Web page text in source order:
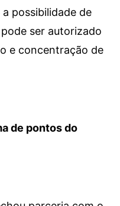
possibilidade de
ser autorizado
e concentração de
de pontos do